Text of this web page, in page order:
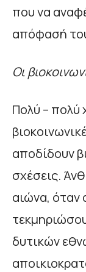
που να
απόφασή
Οι
Πολύ – πολύ
αποδίδουν
σχέσεις.
αιώνα, όταν
δυτικών